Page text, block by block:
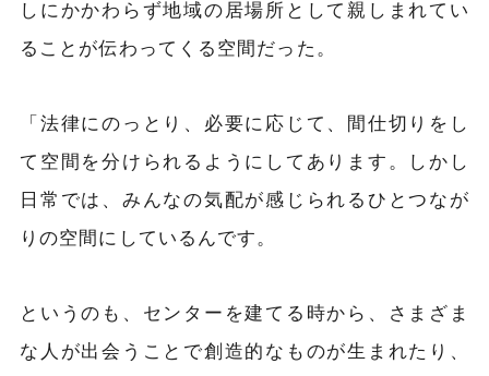
しにかかわらず地域の居場所として親しまれてい
ることが伝わってくる空間だった。
「法律にのっとり、必要に応じて、間仕切りをし
て空間を分けられるようにしてあります。しかし
日常では、みんなの気配が感じられるひとつなが
りの空間にしているんです。
というのも、センターを建てる時から、さまざま
な人が出会うことで創造的なものが生まれたり、